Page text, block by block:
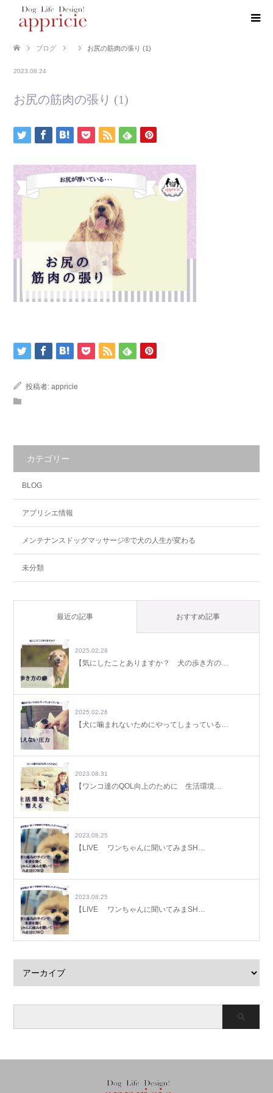
ブログ お尻の筋肉の張り (1)
2023.08.24
お尻の筋肉の張り (1)
投稿者: appricie
カテゴリー
BLOG
アプリシエ情報
メンテナンスドッグマッサージ®で犬の人生が変わる
未分類
最近の記事 おすすめ記事
2025.02.28
【気にしたことありますか？ 犬の歩き方の…
2025.02.26
【犬に噛まれないためにやってしまっている…
2023.08.31
【ワンコ達のQOL向上のために 生活環境…
2023.08.25
【LIVE ワンちゃんに聞いてみまSH…
2023.08.25
【LIVE ワンちゃんに聞いてみまSH…